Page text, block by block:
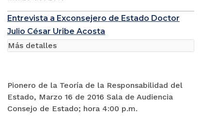
Entrevista a Exconsejero de Estado Doctor
Julio César Uribe Acosta
Pionero de la Teoría de la Responsabilidad del
Estado, Marzo 16 de 2016 Sala de Audiencia
Consejo de Estado; hora 4:00 p.m.
Más detalles